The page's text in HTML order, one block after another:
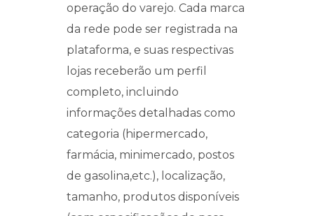
operação do varejo. Cada marca
da rede pode ser registrada na
plataforma, e suas respectivas
lojas receberão um perfil
completo, incluindo
informações detalhadas como
categoria (hipermercado,
farmácia, minimercado, postos
de gasolina,etc.), localização,
tamanho, produtos disponíveis